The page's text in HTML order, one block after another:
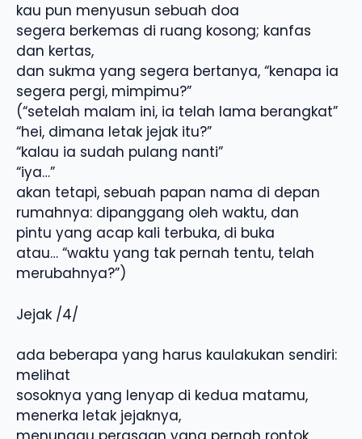
kau pun menyusun sebuah doa
segera berkemas di ruang kosong; kanfas
dan kertas,
dan sukma yang segera bertanya, “kenapa ia
segera pergi, mimpimu?”
(“setelah malam ini, ia telah lama berangkat”
“hei, dimana letak jejak itu?”
“kalau ia sudah pulang nanti”
“iya…”
akan tetapi, sebuah papan nama di depan
rumahnya: dipanggang oleh waktu, dan
pintu yang acap kali terbuka, di buka
atau… “waktu yang tak pernah tentu, telah
merubahnya?”)
Jejak /4/
ada beberapa yang harus kaulakukan sendiri:
melihat
sosoknya yang lenyap di kedua matamu,
menerka letak jejaknya,